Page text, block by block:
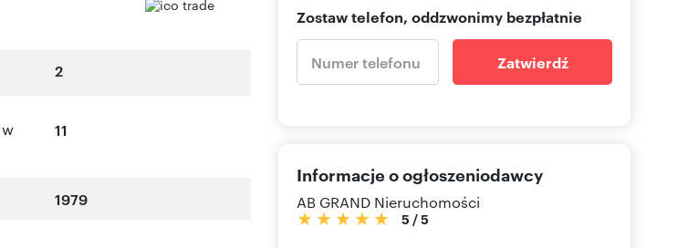
2
11
1979
Zostaw telefon, oddzwonimy bezpłatnie
Zatwierdź
Informacje o ogłoszeniodawcy
AB GRAND Nieruchomości
5 /5